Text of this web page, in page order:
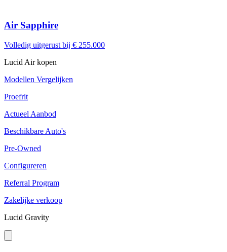
Air Sapphire
Volledig uitgerust bij € 255.000
Lucid Air kopen
Modellen Vergelijken
Proefrit
Actueel Aanbod
Beschikbare Auto's
Pre-Owned
Configureren
Referral Program
Zakelijke verkoop
Lucid Gravity